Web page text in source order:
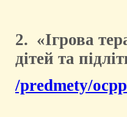
2. «Ігрова
дітей та
/predmety/